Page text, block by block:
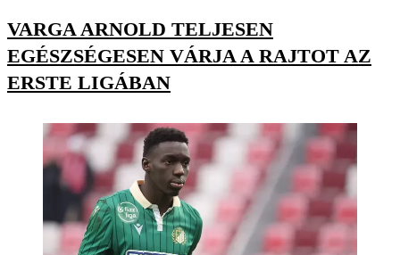
VARGA ARNOLD TELJESEN
EGÉSZSÉGESEN VÁRJA A RAJTOT AZ
ERSTE LIGÁBAN